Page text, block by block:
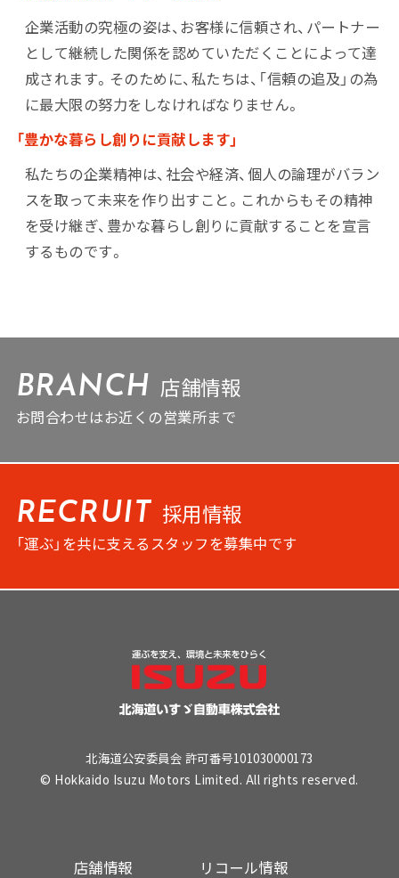
企業活動の究極の姿は、お客様に信頼され、パートナー
として継続した関係を認めていただくことによって達
成されます。そのために、私たちは、「信頼の追及」の為
に最大限の努力をしなければなりません。
「豊かな暮らし創りに貢献します」
私たちの企業精神は、社会や経済、個人の論理がバラン
スを取って未来を作り出すこと。これからもその精神
を受け継ぎ、豊かな暮らし創りに貢献することを宣言
するものです。
BRANCH 店舗情報
お問合わせはお近くの営業所まで
RECRUIT 採用情報
「運ぶ」を共に支えるスタッフを募集中です
北海道公安委員会 許可番号101030000173
© Hokkaido Isuzu Motors Limited. All rights reserved.
店舗情報 リコール情報